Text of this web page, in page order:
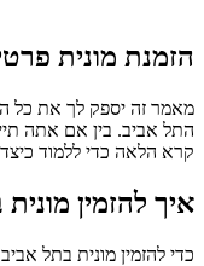
הזמנת מונית
מאמר זה יספק לך את כל
התל אביב. בין אם אתה
קרא הלאה כדי ללמוד כיצד
איך להזמין
כדי להזמין מונית בתל